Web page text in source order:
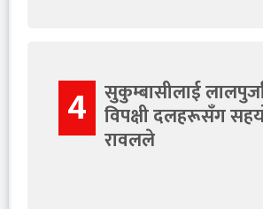
4 सुकुम्बासीलाई
विपक्षी दलहरूसँग
रावलले